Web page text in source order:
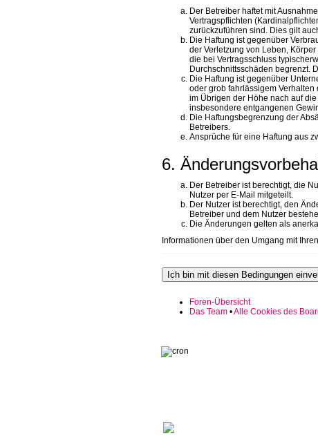
Der Betreiber haftet mit
Vertragspflichten
zurückzuführen sind. Dies gilt
Die Haftung ist gegenüber
der Verletzung von Leben,
die bei Vertragsschluss
Durchschnittsschäden begrenzt.
Die Haftung ist gegenüber
oder grob fahrlässigem
im Übrigen der Höhe nach auf
insbesondere entgangenen
Die Haftungsbegrenzung der
Betreibers.
Ansprüche für eine Haftung aus
6.
Der Betreiber ist berechtigt, die
Nutzer per E-Mail mitgeteilt.
Der Nutzer ist berechtigt, den
Betreiber und dem Nutzer
Die Änderungen gelten als
Informationen über den Umgang mit
Foren-Übersicht
Das Team•Alle Cookies des